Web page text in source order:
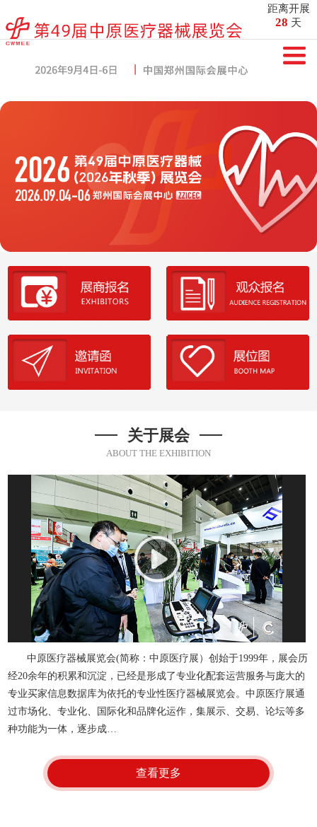
距离开展
28 天
关于展会
ABOUT THE EXHIBITION
中原医疗器械展览会(简称：中原医疗展）创始于1999年，展会历
经20余年的积累和沉淀，已经是形成了专业化配套运营服务与庞大的
专业买家信息数据库为依托的专业性医疗器械展览会。中原医疗展通
过市场化、专业化、国际化和品牌化运作，集展示、交易、论坛等多
种功能为一体，逐步成…
查看更多